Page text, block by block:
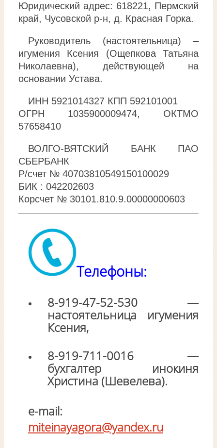
Юридический адрес: 618221, Пермский
край, Чусовской р-н, д. Красная Горка.
Руководитель (настоятельница) –
игумения Ксения (Ощепкова Татьяна
Николаевна), действующей на
основании Устава.
ИНН 5921014327 КПП 592101001
ОГРН 1035900009474, ОКТМО
57658410
ВОЛГО-ВЯТСКИЙ БАНК ПАО
СБЕРБАНК
Р/счет № 40703810549150100029
БИК : 042202603
Корсчет № 30101.810.9.00000000603
Телефоны:
8-919-47-52-530 —
настоятельница игумения
Ксения,
8-919-711-0016 —
бухгалтер инокиня
Христина (Шевелева).
e-mail:
miteinayagora@yandex.ru